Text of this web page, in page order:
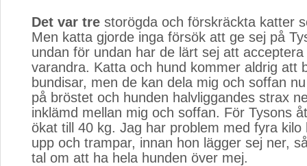
Det var tre storögda och förskräckta katter
Men katta gjorde inga försök att ge sej på
undan för undan har de lärt sej att
varandra. Katta och hund kommer aldrig att
bundisar, men de kan dela mig och soffan
på bröstet och hunden halvliggandes strax
inklämd mellan mig och soffan. För Tysons
ökat till 40 kg. Jag har problem med fyra
upp och trampar, innan hon lägger sej ner,
tal om att ha hela hunden över mej.